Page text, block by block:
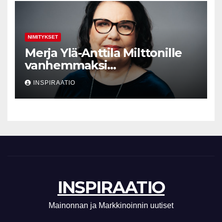
NIMITYKSET
Merja Ylä-Anttila Milttonille
vanhemmaksi
neuvonantajaksi
INSPIRAATIO
INSPIRAATIO
Mainonnan ja Markkinoinnin uutiset